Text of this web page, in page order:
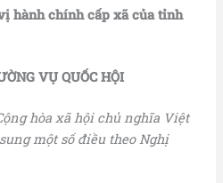
hành chính cấp xã của tỉnh
VỤ QUỐC HỘI
hòa xã hội chủ nghĩa Việt
một số điều theo Nghị